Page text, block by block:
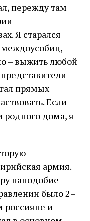
пережду там
Я старался
междоусобиц,
– выжить любой
прямых
Если
дома, я
армия.
наподобие
было 2–
россияне и